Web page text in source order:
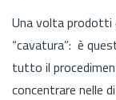
Una volta prodotti
“cavatura”: è
tutto il
concentrare nelle